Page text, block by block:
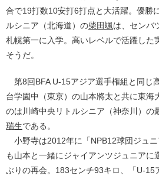
合で19打数10安打6打点と大活躍。優勝
ルシニア（北海道）の柴田颯は、センバ
札幌第一に入学。高いレベルで活躍した
そうだ。
第8回BFA U-15アジア選手権組と同じ
台学園中（東京）の山本將太と共に東海
のは川崎中央リトルシニア（神奈川）の
瑞生である。
小野寺は2012年に「NPB12球団ジュ
も山本と一緒にジャイアンツジュニアに
ぶりの再会。183センチ93キロ、「U-15